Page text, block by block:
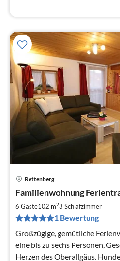
Rettenberg
Familienwohnung
6 Gäste102 m23 Schlafzimmer
1 Bewertung
Großzügige, gemütliche
eine bis zu sechs Personen,
Herzen des Oberallgäus.